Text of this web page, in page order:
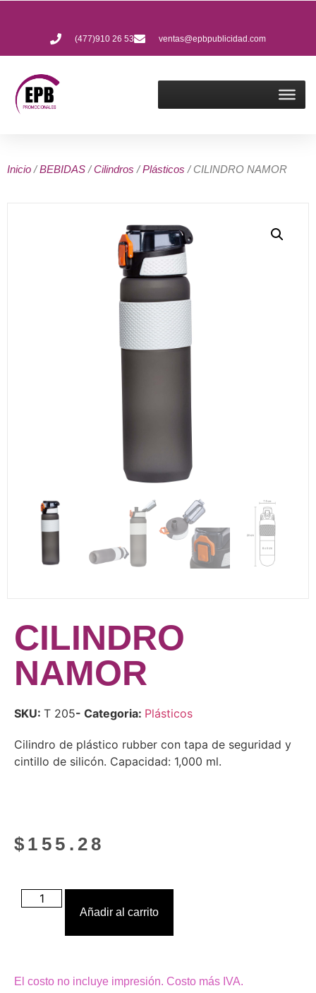
(477)910 26 53 ventas@epbpublicidad.com
Inicio /BEBIDAS /Cilindros /Plásticos / CILINDRO NAMOR
CILINDRO
NAMOR
SKU: T 205- Categoria: Plásticos
Cilindro de plástico rubber con tapa de seguridad y
cintillo de silicón. Capacidad: 1,000 ml.
$ 155.28
Añadir al carrito
El costo no incluye impresión. Costo más IVA.